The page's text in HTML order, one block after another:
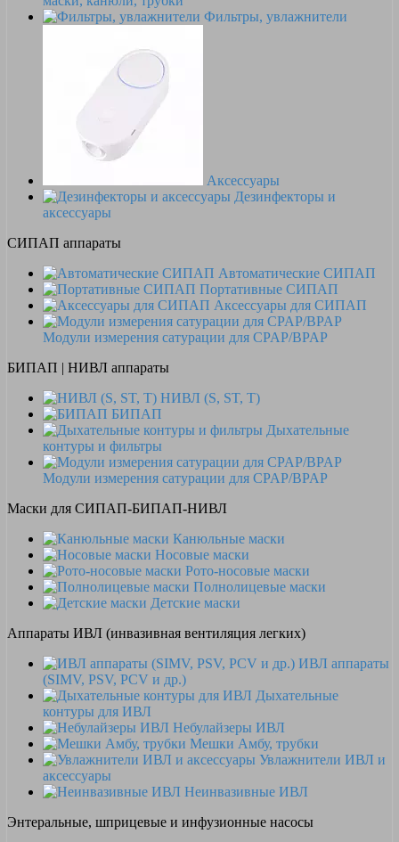
Фильтры, увлажнители
Аксессуары
Дезинфекторы и
аксессуары
СИПАП аппараты
Автоматические СИПАП
Портативные СИПАП
Аксессуары для СИПАП
Модули измерения сатурации для CPAP/BPAP
БИПАП | НИВЛ аппараты
НИВЛ (S, ST, T)
БИПАП
Дыхательные
контуры и фильтры
Модули измерения сатурации для CPAP/BPAP
Маски для СИПАП-БИПАП-НИВЛ
Канюльные маски
Носовые маски
Рото-носовые маски
Полнолицевые маски
Детские маски
Аппараты ИВЛ (инвазивная вентиляция легких)
ИВЛ аппараты
(SIMV, PSV, PCV и др.)
Дыхательные
контуры для ИВЛ
Небулайзеры ИВЛ
Мешки Амбу, трубки
Увлажнители ИВЛ и
аксессуары
Неинвазивные ИВЛ
Энтеральные, шприцевые и инфузионные насосы